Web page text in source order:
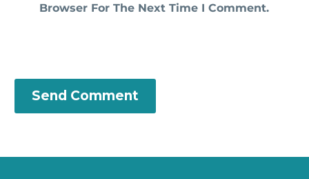
Browser For The Next Time I Comment.
Send Comment